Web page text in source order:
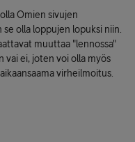
Omien sivujen
olla loppujen lopuksi niin.
muuttaa "lennossa"
vai ei, joten voi olla myös
virheilmoitus.